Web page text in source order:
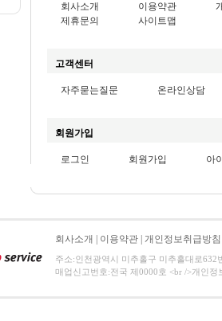
회사소개 이용약관
제휴문의
사이트맵
고객센터
자주묻는질문 온라인상담
회원가입
로그인 회원가입 아
회사소개 이용약관 개인정보취급방침
주소:인천광역시 미추홀구 미추홀대로
매업신고번호:전국 제0000호 <br />개인